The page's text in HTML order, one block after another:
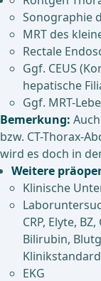
Sonographie
MRT des
Rectale
Ggf. CEUS
hepatische
Ggf. MRT-
Bemerkung:
bzw. CT-Thorax-
wird es doch in
Weitere
Klinische
CRP, Elyte,
Bilirubin,
Klinikstandard
EKG